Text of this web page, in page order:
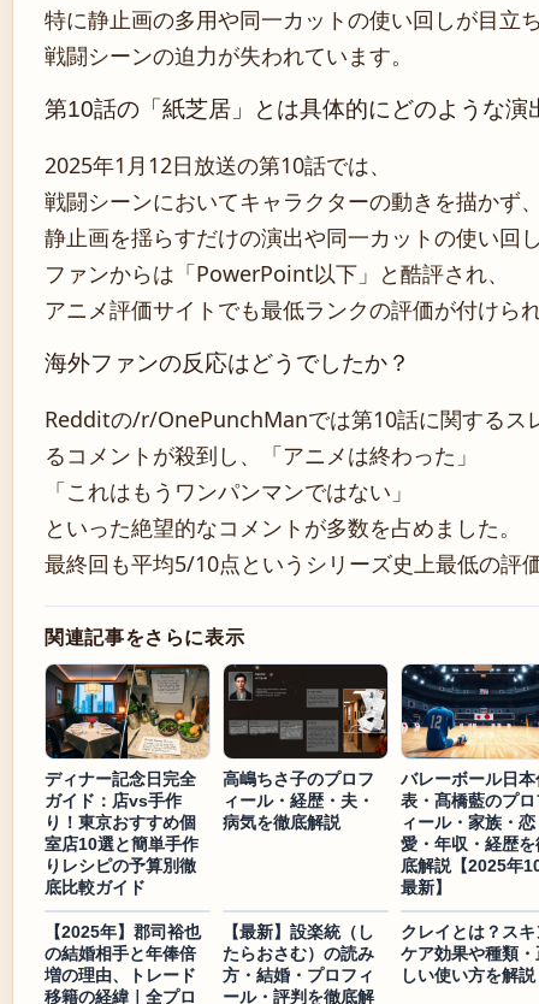
特に静止画の多用や同一カットの使い回しが目立
戦闘シーンの迫力が失われています。
第10話の「紙芝居」とは具体的にどのような演
2025年1月12日放送の第10話では、
戦闘シーンにおいてキャラクターの動きを描かず
静止画を揺らすだけの演出や同一カットの使い回
ファンからは「PowerPoint以下」と酷評され、
アニメ評価サイトでも最低ランクの評価が付けら
海外ファンの反応はどうでしたか？
Redditの/r/OnePunchManでは第10話に関するス
るコメントが殺到し、「アニメは終わった」
「これはもうワンパンマンではない」
といった絶望的なコメントが多数を占めました。
最終回も平均5/10点というシリーズ史上最低の評
関連記事をさらに表示
ディナー記念日完全
ガイド：店vs手作
り！東京おすすめ個
室店10選と簡単手作
りレシピの予算別徹
底比較ガイド
高嶋ちさ子のプロフ
ィール・経歴・夫・
病気を徹底解説
バレーボール日本
表・髙橋藍のプロ
ィール・家族・恋
愛・年収・経歴を
底解説【2025年
最新】
【2025年】郡司裕也
の結婚相手と年俸倍
増の理由、トレード
移籍の経緯｜全プロ
【最新】設楽統（し
たらおさむ）の読み
方・結婚・プロフィ
ール・評判を徹底解
クレイとは？スキ
ケア効果や種類・
しい使い方を解説